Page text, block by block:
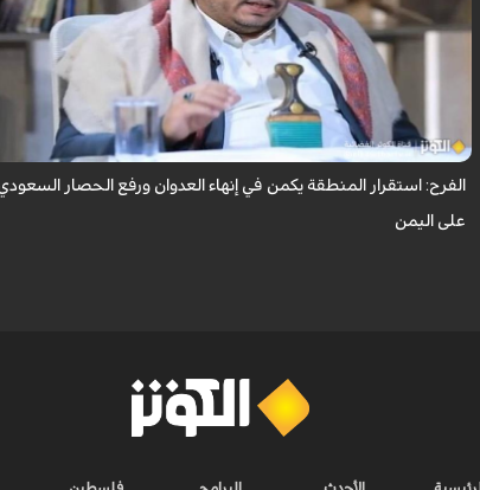
أكد عضو المكتب السياسي لأنصار الله محمد الفرح أن جوهر الأزمة اليمنية
في رفض السعودية، بدعم أمريكي وصهيوني، تمكين اليمن من امتلاك قراره
الوطني ا...
الفرح: استقرار المنطقة يكمن في إنهاء العدوان ورفع الحصار
على اليمن